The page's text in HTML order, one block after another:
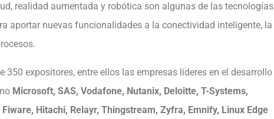
realidad aumentada y robótica son algunas de las tecnologías
aportar nuevas funcionalidades a la conectividad inteligente, la
350 expositores, entre ellos las empresas líderes en el desarrollo
Microsoft, SAS, Vodafone, Nutanix, Deloitte, T-Systems,
Hitachi, Relayr, Thingstream, Zyfra, Emnify, Linux Edge